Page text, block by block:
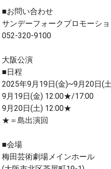
■お問い合わせ
サンデーフォークプロモーシ
052-320-9100
大阪公演
■日程
2025年9月19日(金)~9月20日(
9月19日(金) 12:00★/17:00
9月20日(土) 12:00★
★＝島出演回
■会場
梅田芸術劇場メインホール